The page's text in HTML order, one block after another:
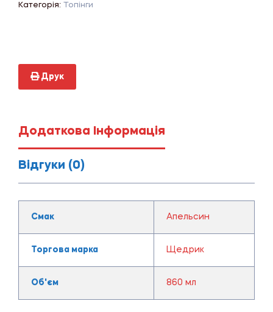
Категорія: Топінги
Друк
Додаткова Інформація
Відгуки (0)
Смак Апельсин
Торгова марка Щедрик
Об'єм 860 мл